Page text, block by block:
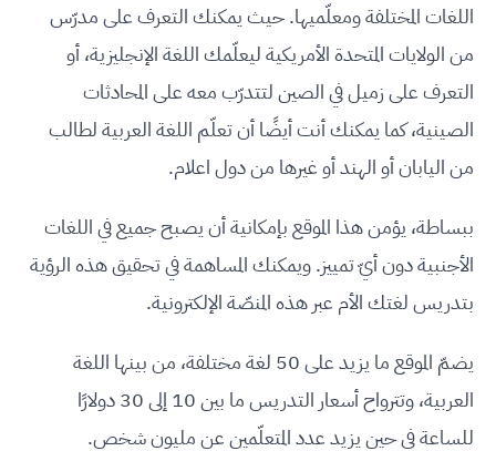
اللغات المختلفة ومعلّميها. حيث يمكنك التعرف على مدرّس
من الولايات المتحدة الأمريكية ليعلّمك اللغة الإنجليزية، أو
التعرف على زميل في الصين لتتدرّب معه على المحادثات
الصينية، كما يمكنك أنت أيضًا أن تعلّم اللغة العربية لطالب
من اليابان أو الهند أو غيرها من دول اعلام.
ببساطة، يؤمن هذا الموقع بإمكانية أن يصبح جميع في اللغات
الأجنبية دون أيّ تمييز. ويمكنك المساهمة في تحقيق هذه الرؤية
بتدريس لغتك الأم عبر هذه المنصّة الإلكترونية.
يضمّ الموقع ما يزيد على 50 لغة مختلفة، من بينها اللغة
العربية، وتترواح أسعار التدريس ما بين 10 إلى 30 دولارًا
للساعة في حين يزيد عدد المتعلّمين عن مليون شخص.